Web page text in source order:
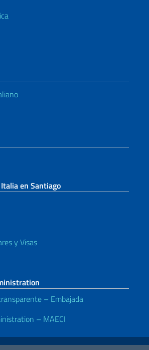
en Santiago
y Visas
– Embajada
– MAECI